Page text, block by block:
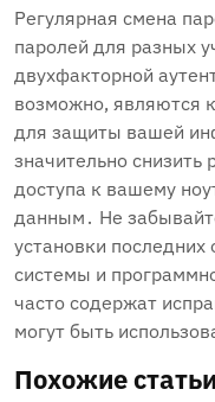
Регулярная смена
паролей для разных
двухфакторной
возможно‚ являются
для защиты вашей
значительно снизить
доступа к вашему
данным․ Не
установки
системы и
часто содержат
могут быть
Похожие